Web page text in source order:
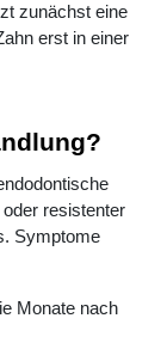
zunächst eine
erst in einer
resistenter
Symptome
Monate nach